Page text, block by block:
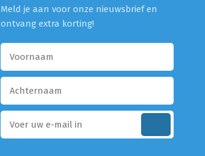
Meld je aan voor onze nieuwsbrief en
ontvang extra korting!